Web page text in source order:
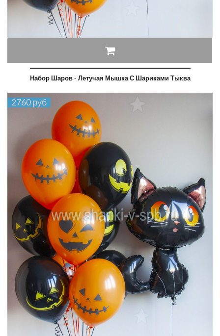
Набор Шаров - Летучая Мышка С Шариками Тыква
2760 руб